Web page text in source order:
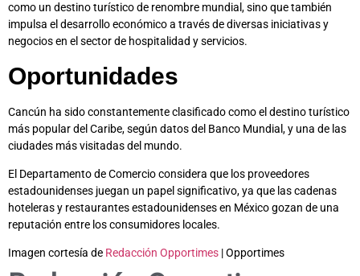
como un destino turístico de renombre mundial, sino que también
impulsa el desarrollo económico a través de diversas iniciativas y
negocios en el sector de hospitalidad y servicios.
Oportunidades
Cancún ha sido constantemente clasificado como el destino turístico
más popular del Caribe, según datos del Banco Mundial, y una de las
ciudades más visitadas del mundo.
El Departamento de Comercio considera que los proveedores
estadounidenses juegan un papel significativo, ya que las cadenas
hoteleras y restaurantes estadounidenses en México gozan de una
reputación entre los consumidores locales.
Imagen cortesía de Redacción Opportimes | Opportimes